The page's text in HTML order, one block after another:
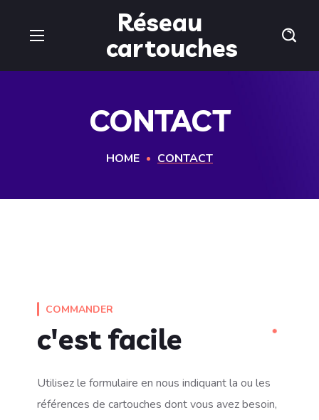
Réseau
cartouches
CONTACT
HOME CONTACT
COMMANDER
c'est facile
Utilisez le formulaire en nous indiquant la ou les
références de cartouches dont vous avez besoin,